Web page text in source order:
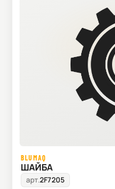
BLUMAQ
ШАЙБА
арт.2F7205